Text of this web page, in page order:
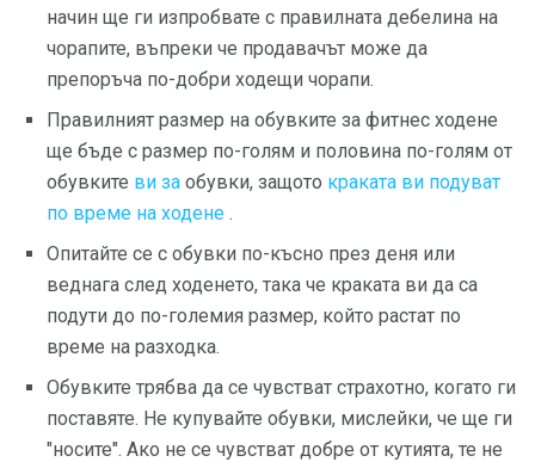
начин ще ги изпробвате с правилната дебелина на
чорапите, въпреки че продавачът може да
препоръча по-добри ходещи чорапи.
Правилният размер на обувките за фитнес ходене
ще бъде с размер по-голям и половина по-голям от
обувките ви за обувки, защото краката ви подуват
по време на ходене .
Опитайте се с обувки по-късно през деня или
веднага след ходенето, така че краката ви да са
подути до по-големия размер, който растат по
време на разходка.
Обувките трябва да се чувстват страхотно, когато ги
поставяте. Не купувайте обувки, мислейки, че ще ги
"носите". Ако не се чувстват добре от кутията, те не